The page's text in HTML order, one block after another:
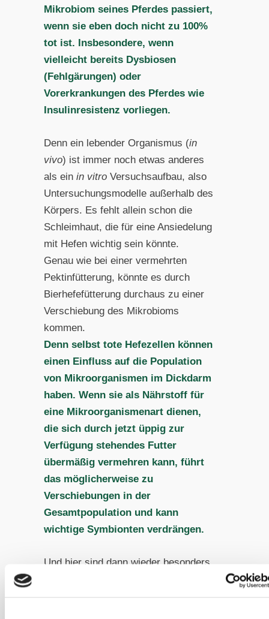
Mikrobiom seines Pferdes passiert,
wenn sie eben doch nicht zu 100%
tot ist. Insbesondere, wenn
vielleicht bereits Dysbiosen
(Fehlgärungen) oder
Vorerkrankungen des Pferdes wie
Insulinresistenz vorliegen.
Denn ein lebender Organismus (in
vivo) ist immer noch etwas anderes
als ein in vitroVersuchsaufbau, also
Untersuchungsmodelle außerhalb des
Körpers. Es fehlt allein schon die
Schleimhaut, die für eine Ansiedelung
mit Hefen wichtig sein könnte.
Genau wie bei einer vermehrten
Pektinfütterung, könnte es durch
Bierhefefütterung durchaus zu einer
Verschiebung des Mikrobioms
kommen.
Denn selbst tote Hefezellen können
einen Einfluss auf die Population
von Mikroorganismen im Dickdarm
haben. Wenn sie als Nährstoff für
eine Mikroorganismenart dienen,
die sich durch jetzt üppig zur
Verfügung stehendes Futter
übermäßig vermehren kann, führt
das möglicherweise zu
Verschiebungen in der
Gesamtpopulation und kann
wichtige Symbionten verdrängen.
Und hier sind dann wieder besonders